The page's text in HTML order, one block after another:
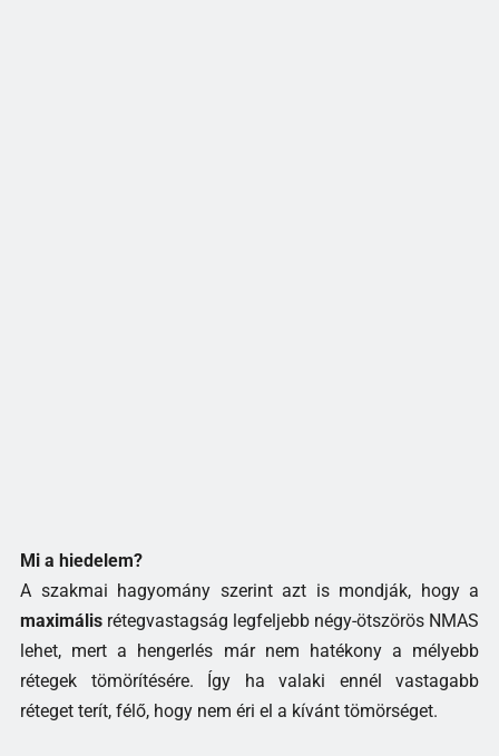
Mi a hiedelem?
A szakmai hagyomány szerint azt is mondják, hogy a
maximális rétegvastagság legfeljebb négy-ötszörös NMAS
lehet, mert a hengerlés már nem hatékony a mélyebb
rétegek tömörítésére. Így ha valaki ennél vastagabb
réteget terít, félő, hogy nem éri el a kívánt tömörséget.